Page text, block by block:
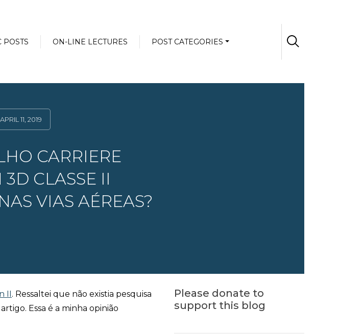
POSTS ON-LINE LECTURES POST CATEGORIES
APRIL 11, 2019
CARRIERE
CLASSE II
VIAS AÉREAS?
II. Ressaltei que não existia pesquisa
Essa é a minha opinião
Please donate to
support this blog